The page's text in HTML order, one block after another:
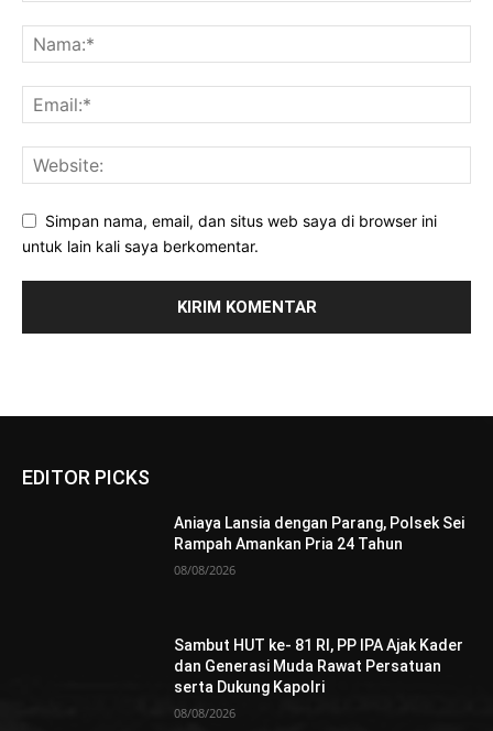
Simpan nama, email, dan situs web saya di browser ini
untuk lain kali saya berkomentar.
EDITOR PICKS
Aniaya Lansia dengan Parang, Polsek Sei
Rampah Amankan Pria 24 Tahun
08/08/2026
Sambut HUT ke- 81 RI, PP IPA Ajak Kader
dan Generasi Muda Rawat Persatuan
serta Dukung Kapolri
08/08/2026